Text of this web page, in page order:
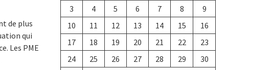
de plus
qui
Les PME
3
4 5 6 7 8
9
10
11 12 13 14 15
16
17
18 19 20 21 22
23
24
25 26 27 28 29
30